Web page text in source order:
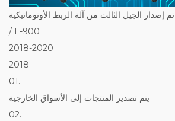
تم إصدار الجيل الثالث من آلة الربط الأوتوماتيكية D-600P / L-3 / L-4
/ L-900
2018-2020
2018
01.
يتم تصدير المنتجات إلى الأسواق الخارجية
02.